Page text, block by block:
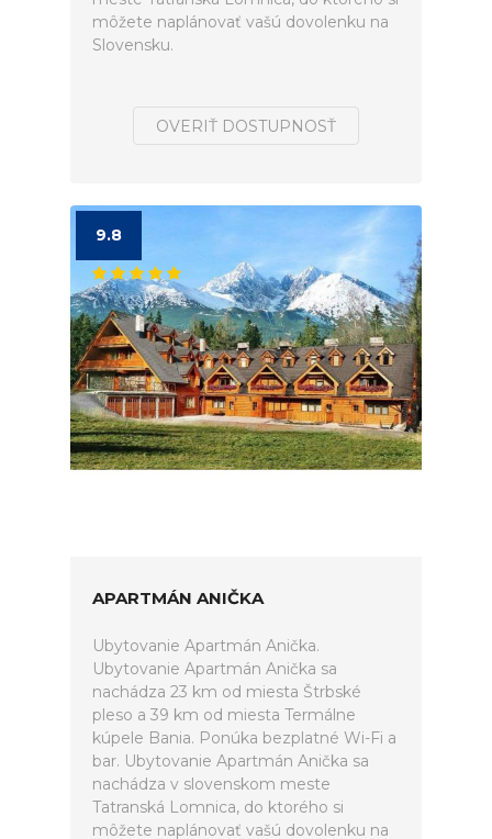
môžete naplánovať vašú dovolenku na
Slovensku.
OVERIŤ DOSTUPNOSŤ
9.8
APARTMÁN ANIČKA
Ubytovanie Apartmán Anička.
Ubytovanie Apartmán Anička sa
nachádza 23 km od miesta Štrbské
pleso a 39 km od miesta Termálne
kúpele Bania. Ponúka bezplatné Wi-Fi a
bar. Ubytovanie Apartmán Anička sa
nachádza v slovenskom meste
Tatranská Lomnica, do ktorého si
môžete naplánovať vašú dovolenku na